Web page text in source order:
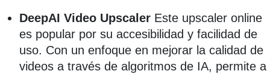
DeepAI Video Upscaler Este upscaler online
es popular por su accesibilidad y facilidad de
uso. Con un enfoque en mejorar la calidad de
videos a través de algoritmos de IA, permite a